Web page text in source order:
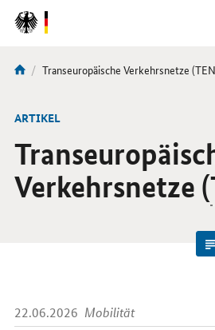
DirektZu:
Navigation
Sie
hier:
Aktuelle
Transeuropäische Verkehrsnetze
ARTIKEL
Verkehrsnetze (
22.06.2026 Mobilität